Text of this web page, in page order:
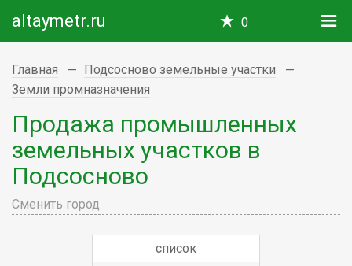
altaymetr.ru 0
Главная
Подсосново земельные участки
Земли промназначения
Продажа промышленных
земельных участков в
Подсосново
Сменить город
список